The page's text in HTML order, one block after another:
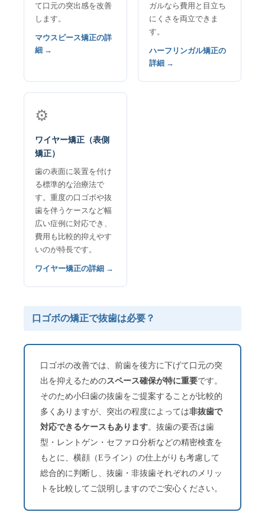
て口元の突出感を改善
します。
マウスピース矯正の詳
細 →
ガルなら費用と目立ち
にくさを両立できま
す。
ハーフリンガル矯正の
詳細 →
⚙️
ワイヤー矯正（表側
矯正）
歯の表面に装置を付け
る標準的な治療法で
す。重度の口ゴボや抜
歯を伴うケースなど幅
広い症例に対応でき、
費用も比較的抑えやす
いのが特長です。
ワイヤー矯正の詳細 →
口ゴボの矯正で抜歯は必要？
口ゴボの改善では、前歯を後方に下げて口元の突
出を抑えるためのスペース確保が特に重要です。
そのため小臼歯の抜歯をご提案することが比較的
多くありますが、突出の程度によっては非抜歯で
対応できるケースもあります。抜歯の要否は歯
型・レントゲン・セファロ分析などの精密検査を
もとに、横顔（Eライン）の仕上がりも考慮して
総合的に判断し、抜歯・非抜歯それぞれのメリッ
トを比較してご説明しますのでご安心ください。